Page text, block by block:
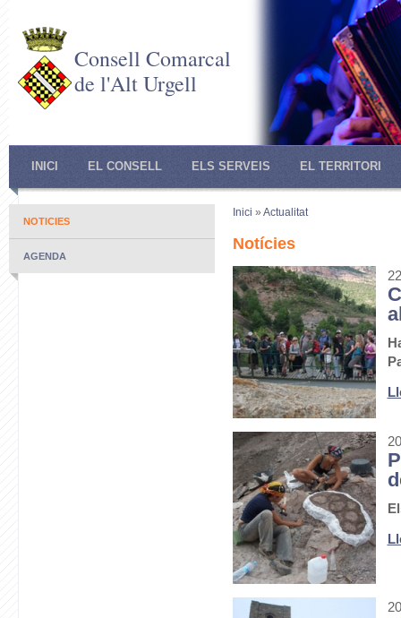
Consell Comarcal
de l'Alt Urgell
INICI EL CONSELL ELS SERVEIS EL TERRITORI
NOTICIES
AGENDA
Inici » Actualitat
Notícies